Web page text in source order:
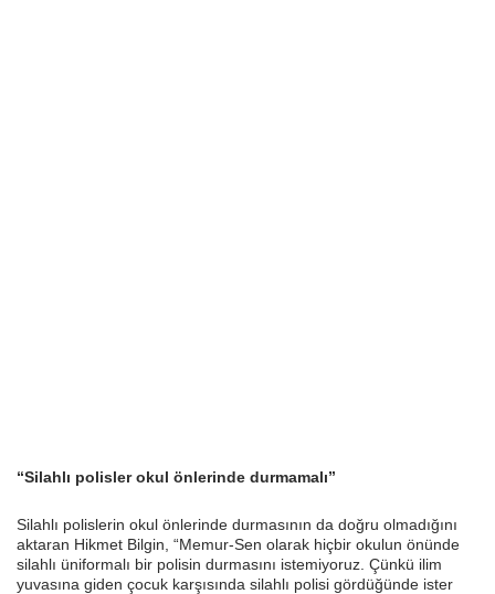
“Silahlı polisler okul önlerinde durmamalı”
Silahlı polislerin okul önlerinde durmasının da doğru olmadığını
aktaran Hikmet Bilgin, “Memur-Sen olarak hiçbir okulun önünde
silahlı üniformalı bir polisin durmasını istemiyoruz. Çünkü ilim
yuvasına giden çocuk karşısında silahlı polisi gördüğünde ister